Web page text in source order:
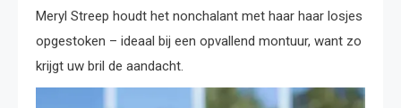
Meryl Streep houdt het nonchalant met haar haar losjes
opgestoken – ideaal bij een opvallend montuur, want zo
krijgt uw bril de aandacht.